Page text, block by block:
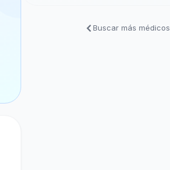
Buscar más médicos